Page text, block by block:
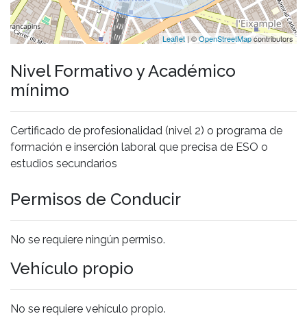
Leaflet| ©OpenStreetMapcontributors
Nivel Formativo y Académico
mínimo
Certificado de profesionalidad (nivel 2) o programa de
formación e inserción laboral que precisa de ESO o
estudios secundarios
Permisos de Conducir
No se requiere ningún permiso.
Vehículo propio
No se requiere vehículo propio.